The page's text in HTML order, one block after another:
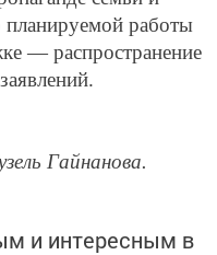
планируемой работы
— распространение
Гайнанова.
и интересным в